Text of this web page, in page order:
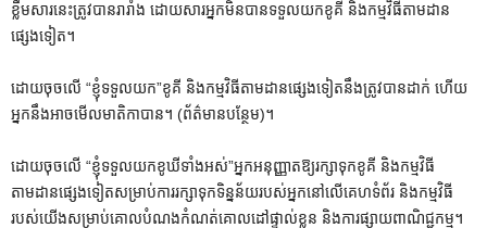
ខ្លឹមសារនេះត្រូវបានរារាំង ដោយសារអ្នកមិនបានទទួលយកខូគី និងកម្មវិធីតាមដាន
ផ្សេងទៀត។
ដោយចុចលើ “ខ្ញុំទទួលយក”ខូគី និងកម្មវិធីតាមដានផ្សេងទៀតនឹងត្រូវបានដាក់ ហើយ
អ្នកនឹងអាចមើលមាតិកាបាន។ (ព័ត៌មានបន្ថែម)។
ដោយចុចលើ “ខ្ញុំទទួលយកខូឃីទាំងអស់”អ្នកអនុញ្ញាតឱ្យរក្សាទុកខូគី និងកម្មវិធី
តាមដានផ្សេងទៀតសម្រាប់ការរក្សាទុកទិន្នន័យរបស់អ្នកនៅលើគេហទំព័រ និងកម្មវិធី
របស់យើងសម្រាប់គោលបំណងកំណត់គោលដៅផ្ទាល់ខ្លួន និងការផ្សាយពាណិជ្ជកម្ម។